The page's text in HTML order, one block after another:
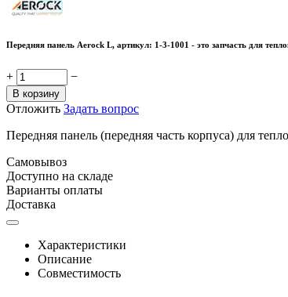
Передняя панель Aerock L, артикул: 1-3-1001 - это запчасть для
+ −
В корзину
Отложить Задать вопрос
Передняя панель (передняя часть корпуса) для
Самовывоз
Доступно на складе
Варианты оплаты
Доставка
Характеристики
Описание
Совместимость